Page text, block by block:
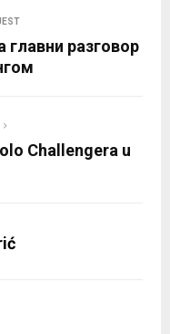
главни разговор
Challengera u